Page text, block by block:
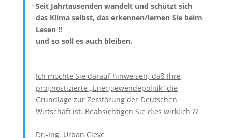
Seit Jahrtausenden wandelt und schützt sich
das Klima selbst, das erkennen/lernen Sie beim
Lesen !!
und so soll es auch bleiben.
Ich möchte Sie darauf hinweisen, daß Ihre
prognostizierte „Energiewendepolitik“ die
Grundlage zur Zerstörung der Deutschen
Wirtschaft ist. Beabsichtigen Sie dies wirklich ??
Dr.-Ing. Urban Cleve